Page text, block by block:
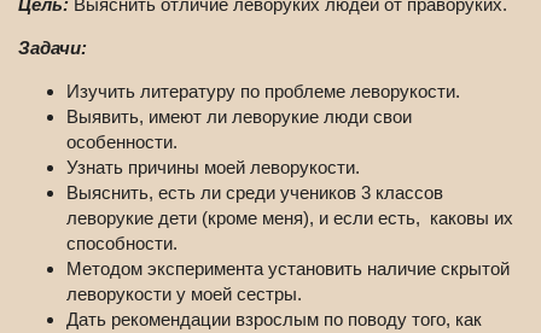
Цель: Выяснить отличие леворуких людей от праворуких.
Задачи:
Изучить литературу по проблеме леворукости.
Выявить, имеют ли леворукие люди свои
особенности.
Узнать причины моей леворукости.
Выяснить, есть ли среди учеников 3 классов
леворукие дети (кроме меня), и если есть, каковы их
способности.
Методом эксперимента установить наличие скрытой
леворукости у моей сестры.
Дать рекомендации взрослым по поводу того, как